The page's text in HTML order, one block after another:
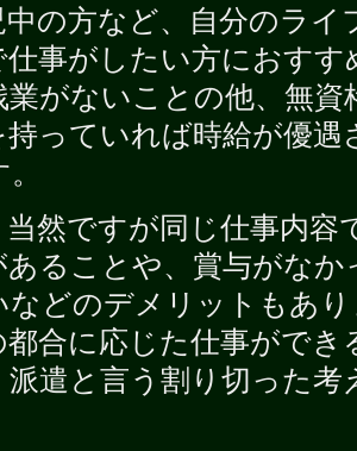
の方など、自分のラ
仕事がしたい方におす
がないことの他、無
持っていれば時給が優
然ですが同じ仕事内容
ることや、賞与がな
などのデメリットもあ
都合に応じた仕事がで
派遣と言う割り切った